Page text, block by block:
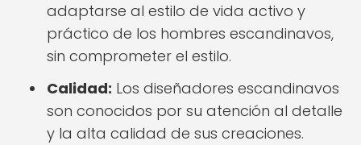
adaptarse al estilo de vida activo y
práctico de los hombres escandinavos,
sin comprometer el estilo.
Calidad: Los diseñadores escandinavos
son conocidos por su atención al detalle
y la alta calidad de sus creaciones.